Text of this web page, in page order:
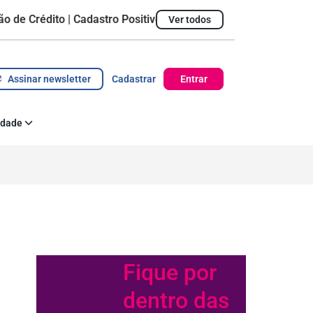
| Cadastro PositivoTicket Médio R$ 1.428,09
Ver todos
Assinar newsletter Cadastrar Entrar
Fique por
dentro das